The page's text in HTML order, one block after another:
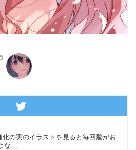
化の実のイラストを見ると毎回脳がお
な…